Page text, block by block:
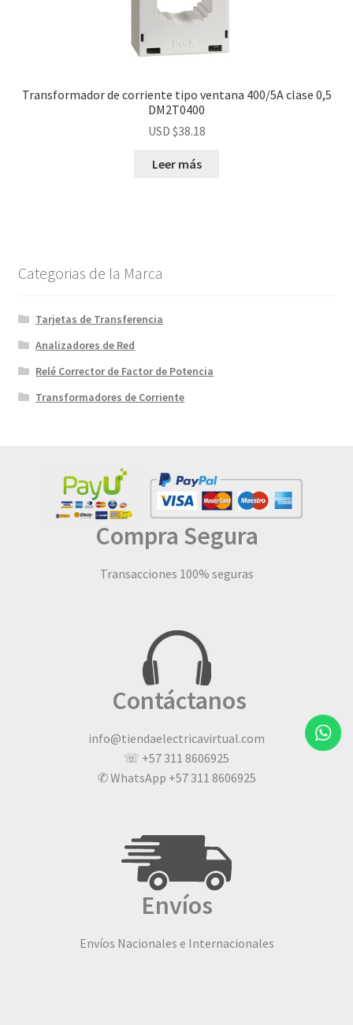
Transformador de corriente tipo ventana 400/5A clase 0,5
DM2T0400
USD $38.18
Leer más
Categorias de la Marca
Tarjetas de Transferencia
Analizadores de Red
Relé Corrector de Factor de Potencia
Transformadores de Corriente
Compra Segura
Transacciones 100% seguras
Contáctanos
info@tiendaelectricavirtual.com
☏ +57 311 8606925
✆ WhatsApp +57 311 8606925
Envíos
Envíos Nacionales e Internacionales